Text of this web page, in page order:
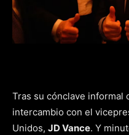
Tras su cónclave informal
intercambio con el
Unidos, JD Vance. Y